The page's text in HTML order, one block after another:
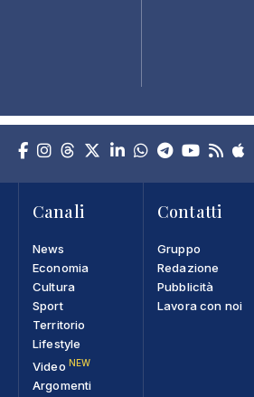
Canali
News
Economia
Cultura
Sport
Territorio
Lifestyle
Video NEW
Argomenti
Contatti
Gruppo
Redazione
Pubblicità
Lavora con noi